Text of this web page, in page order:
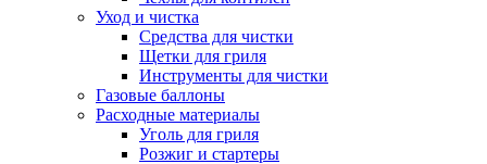
Уход и чистка
Средства для чистки
Щетки для гриля
Инструменты для чистки
Газовые баллоны
Расходные материалы
Уголь для гриля
Розжиг и стартеры